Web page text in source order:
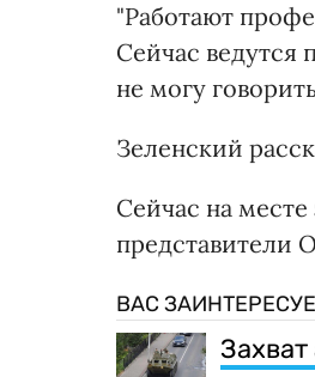
"Работают
Сейчас ведутся
не могу
Зеленский
Сейчас на
представители
ВАС